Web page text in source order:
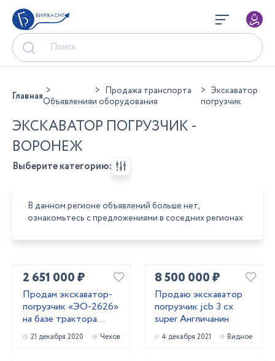
БИРЖА СНГ
ГлавнаяОбъявления
Продажа транспорта
и оборудования
Экскаватор
погрузчик
ЭКСКАВАТОР ПОГРУЗЧИК -
ВОРОНЕЖ
Выберите категорию:
В данном регионе объявлений больше нет,
ознакомьтесь с предложениями в соседних регионах
2 651 000 ₽
Продам экскаватор-
погрузчик «ЭО-2626»
на базе трактора
МТЗ-82.1
21 декабря 2020 Чехов
8 500 000 ₽
Продаю экскаватор
погрузчик jcb 3 cx
super Англичанин
4 декабря 2021 Видное